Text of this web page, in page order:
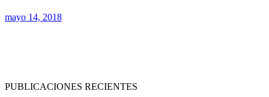
mayo 14, 2018
PUBLICACIONES RECIENTES